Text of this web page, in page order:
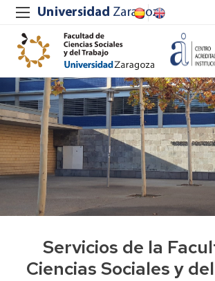
Servicios de la
Ciencias Sociales y